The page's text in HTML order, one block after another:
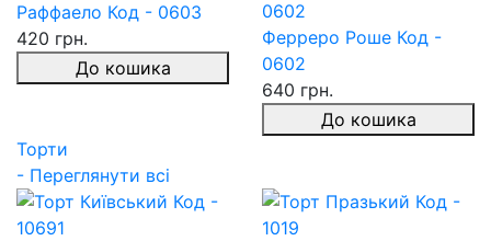
Раффаело Код - 0603
420 грн.
До кошика
Ферреро Роше Код -
0602
640 грн.
До кошика
Торти
- Переглянути всі